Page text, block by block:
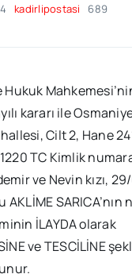
kadirlipostasi 689
Hukuk
kararı ile
Cilt 2, Hane
TC Kimlik
ve Nevin kızı,
SARICA’nın
İLAYDA olarak
ve TESCİLİNE